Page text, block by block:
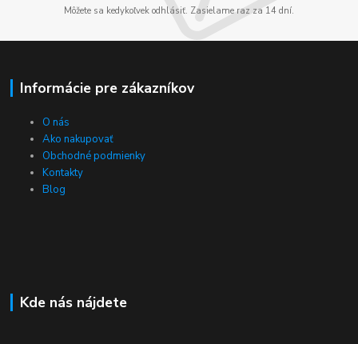
Môžete sa kedykoľvek odhlásiť. Zasielame raz za 14 dní.
Informácie pre zákazníkov
O nás
Ako nakupovať
Obchodné podmienky
Kontakty
Blog
Kde nás nájdete